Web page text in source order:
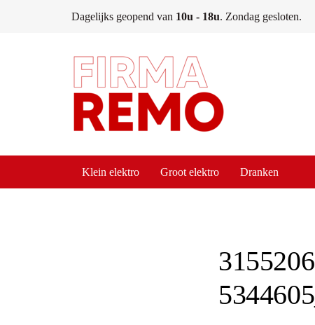
Dagelijks geopend van 10u - 18u. Zondag gesloten.
Klein elektro Groot elektro Dranken